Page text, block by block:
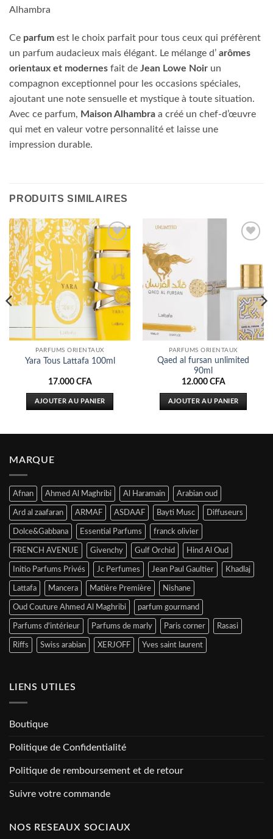
Alhambra
Ce parfum est le choix parfait pour tous ceux qui préfèrent
un parfum audacieux mais élégant. Le mélange d’ arômes
orientaux et modernes fait de Jean Lowe Noir un
compagnon exceptionnel pour les occasions spéciales,
ajoutant une note sensuelle et mystique à toute situation.
Avec ce parfum, Maison Alhambra a créé un chef-d’œuvre
qui met en valeur votre personnalité et laisse une
impression durable.
PRODUITS SIMILAIRES
Ajouter
à la liste
d’envies
PARFUMS ORIENTAUX
Yara Tous Lattafa 100ml
17.000 CFA
AJOUTER AU PANIER
d’envies
PARFUMS ORIENTAUX
Qaed al fursan unlimited
90ml
12.000 CFA
AJOUTER AU PANIER
MARQUE
Afnan Ahmed Al Maghribi Al Haramain Arabian oud
Ard al zaafaran ARMAF ASDAAF Bayti Musc Diffuseurs
Dolce&Gabbana Essential Parfums franck olivier
FRENCH AVENUE Givenchy Gulf Orchid Hind Al Oud
Initio Parfums Privés Jc Perfumes Jean Paul Gaultier Khadlaj
Lattafa Mancera Matière Première Nishane
Oud Couture Ahmed Al Maghribi parfum gourmand
Parfums d'intérieur Parfums de marly Paris corner Rasasi
Riffs Swiss arabian XERJOFF Yves saint laurent
LIENS UTILES
Boutique
Politique de Confidentialité
Politique de remboursement et de retour
Suivre votre commande
NOS RESEAUX SOCIAUX